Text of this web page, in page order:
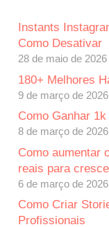
Instants
Como Desativar
28 de maio de 2026
180+ Melhores
9 de março de 2026
Como Ganhar
8 de março de 2026
Como aumentar
reais para
6 de março de 2026
Como Criar
Profissionais